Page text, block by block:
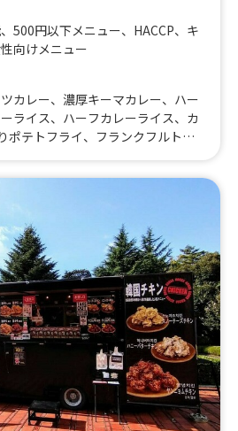
、 500円以下メニュー、 HACCP、 キ
向けメニュー
カレー、濃厚キーマカレー、ハー
ライス、ハーフカレーライス、カ
ポテトフライ、フランクフルト、
プス、フルーツ飴、りんご飴、大
、唐揚げ、山賊焼、山賊焼ハー